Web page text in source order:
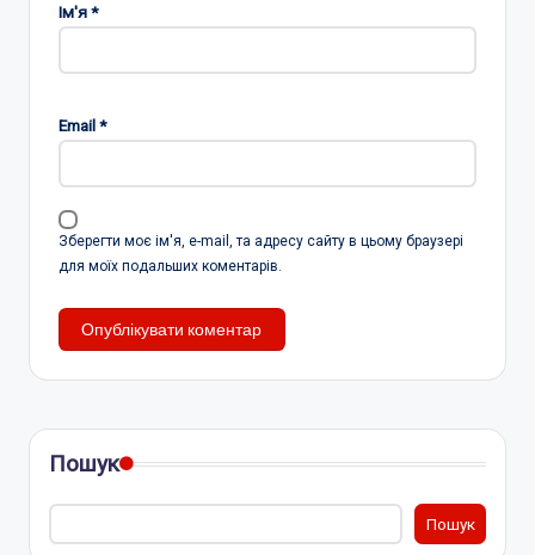
Ім'я*
Email*
Зберегти моє ім'я, e-mail, та адресу сайту в цьому браузері
для моїх подальших коментарів.
Пошук
Пошук